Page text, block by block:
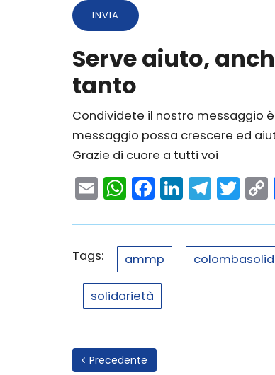
Serve aiuto,
tanto
Condividete il nostro messaggio
messaggio possa crescere ed
Grazie di cuore a tutti voi
EmailWhatsApp
Facebook
LinkedIn
Tags: ammp
solidarietà
Precedente